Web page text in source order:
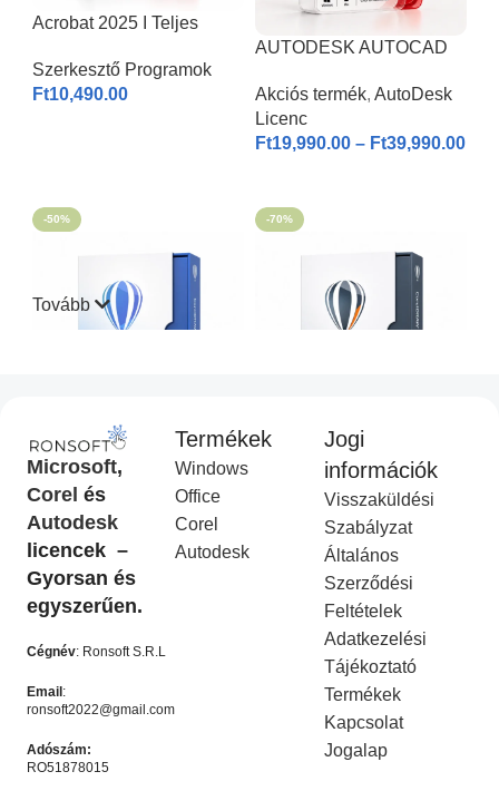
Acrobat 2025 I Teljes
Szerkesztő Programok
Ft10,490.00
AUTODESK AUTOCAD
1-3 éves licenc I
Akciós termék, AutoDesk
Licenc
Ft19,990.00 – Ft39,990.00
-50%
CorelDraw Standard 2021
I
Corel Licenc
Akciós
termék
Ft19,990.00 Ft 9,990.00
KOSÁRBA HELYEZÉS
-70%
CorelDraw Technical Suite
Akciós termék
49,990.00 Ft14,990.00
KOSÁRBA HELYEZÉS
Tovább
Microsoft,
Corel és
Autodesk
licencek –
Gyorsan és
egyszerűen.
Cégnév: Ronsoft S.R.L
Email :
ronsoft2022@gmail.com
Adószám:
RO51878015
Termékek
Windows
Office
Corel
Autodesk
Jogi
információk
Visszaküldési
Szabályzat
Általános
Szerződési
Feltételek
Adatkezelési
Tájékoztató
Termékek
Kapcsolat
Jogalap